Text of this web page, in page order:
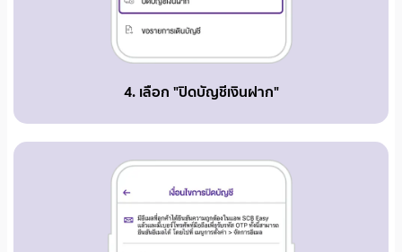
4. เลือก "ปิดบัญชีเงินฝาก"